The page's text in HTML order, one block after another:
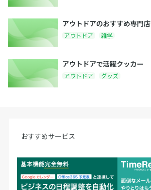
アウトドアのおすすめ専門店
アウトドア 雑学
アウトドアで活躍クッカー
アウトドア グッズ
おすすめサービス